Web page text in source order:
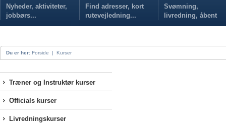
Nyheder, aktiviteter,
jobbørs...
Find adresser, kort
rutevejledning...
Svømning,
livredning, åbent
vand...
Du er her: Forside | Kurser
Træner og Instruktør kurser
Officials kurser
Livredningskurser